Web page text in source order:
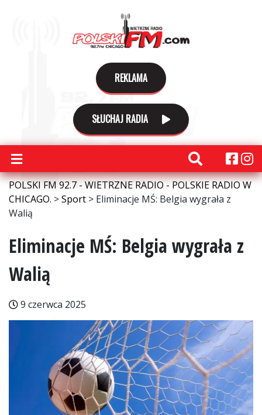
REKLAMA
SŁUCHAJ RADIA
POLSKI FM 92.7 - WIETRZNE RADIO - POLSKIE RADIO W
CHICAGO. >Sport > Eliminacje MŚ: Belgia wygrała z
Walią
Eliminacje MŚ: Belgia wygrała z
Walią
9 czerwca 2025